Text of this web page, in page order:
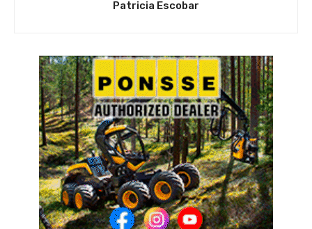
Patricia Escobar